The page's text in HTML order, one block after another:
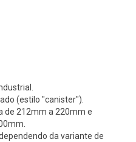
(estilo "canister").
de 212mm a 220mm e
da variante de